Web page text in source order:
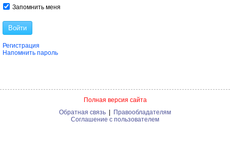
Запомнить меня
Войти
Регистрация
Напомнить пароль
Полная версия сайта
Обратная связь
Правообладателям
Соглашение с пользователем